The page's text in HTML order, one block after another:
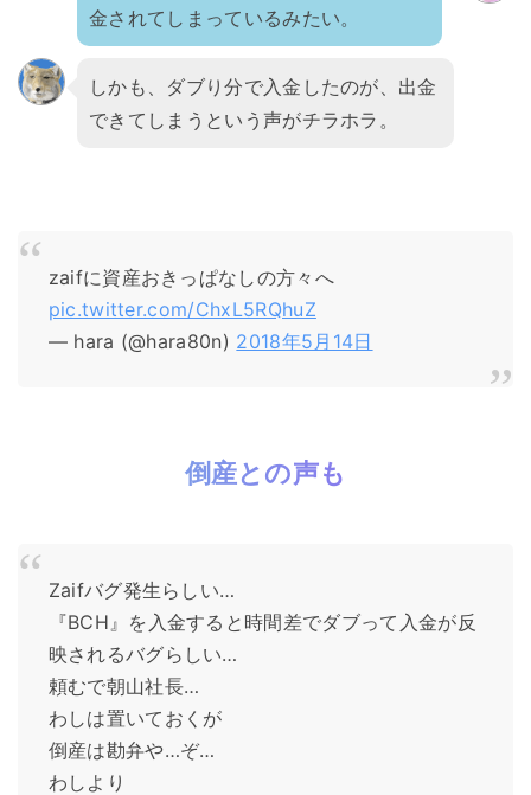
金されてしまっているみたい。
しかも、ダブり分で入金したのが、出金
できてしまうという声がチラホラ。
zaifに資産おきっぱなしの方々へ
pic.twitter.com/ChxL5RQhuZ
— hara (@hara80n) 2018年5月14日
倒産との声も
Zaifバグ発生らしい…
『BCH』を入金すると時間差でダブって入金が反
映されるバグらしい…
頼むで朝山社長…
わしは置いておくが
倒産は勘弁や…ぞ…
わしより